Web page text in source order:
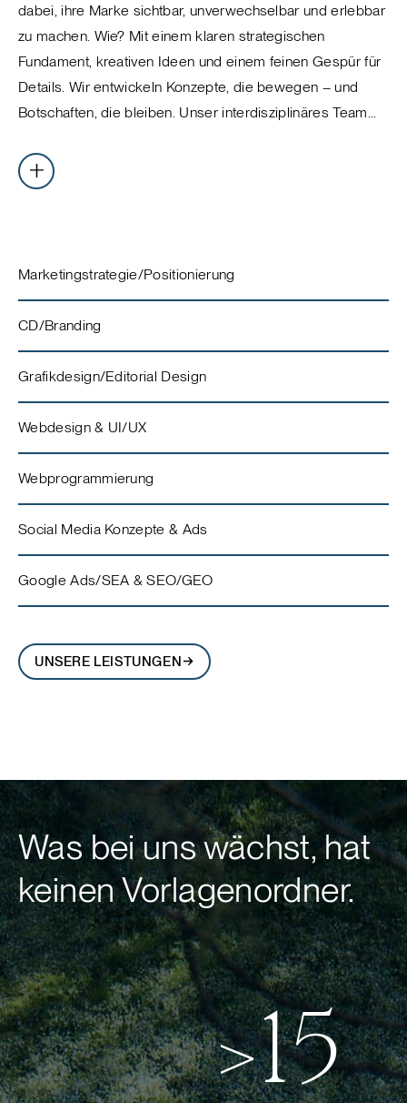
dabei, ihre Marke sichtbar, unverwechselbar und erlebbar
zu machen. Wie? Mit einem klaren strategischen
Fundament, kreativen Ideen und einem feinen Gespür für
Details. Wir entwickeln Konzepte, die bewegen – und
Botschaften, die bleiben. Unser interdisziplinäres Team
Spezialistinnen denkt Marken
Marketingstrategie/Positionierung
CD/Branding
Grafikdesign/Editorial Design
Webdesign & UI/UX
Webprogrammierung
Social Media Konzepte & Ads
Google Ads/SEA & SEO/GEO
UNSERE LEISTUNGEN
Was bei uns wächst, hat
keinen Vorlagenordner.
>15